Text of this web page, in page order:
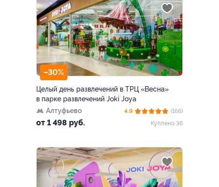
–30%
Целый день развлечений в ТРЦ «Весна»
в парке развлечений Joki Joya
Алтуфьево
от 1 498 руб.
4.9
(166)
Куплено 36